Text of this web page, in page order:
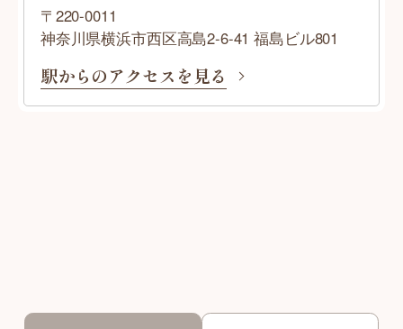
〒220-0011
神奈川県横浜市西区高島2-6-41 福島ビル801
駅からのアクセスを見る